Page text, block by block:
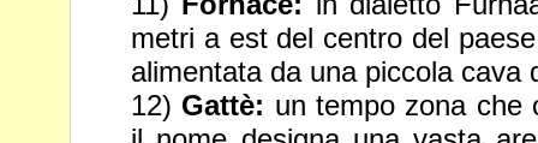
metri a est del centro del
alimentata da una piccola cava
12) Gattè: un tempo zona che